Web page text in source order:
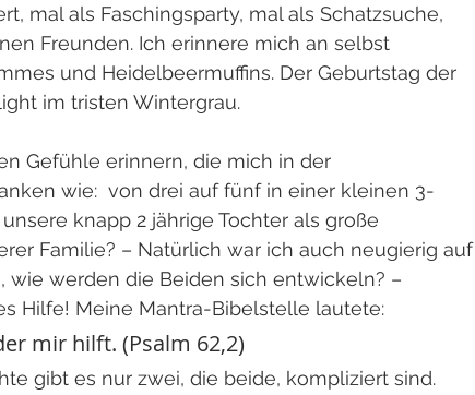
mal als Faschingsparty, mal als Schatzsuche,
Freunden. Ich erinnere mich an selbst
und Heidelbeermuffins. Der Geburtstag der
im tristen Wintergrau.
Gefühle erinnern, die mich in der
wie:  von drei auf fünf in einer kleinen 3-
knapp 2 jährige Tochter als große
Familie? – Natürlich war ich auch neugierig auf
werden die Beiden sich entwickeln? –
Hilfe! Meine Mantra-Bibelstelle lautete:
mir hilft. (Psalm 62,2)
gibt es nur zwei, die beide, kompliziert sind.